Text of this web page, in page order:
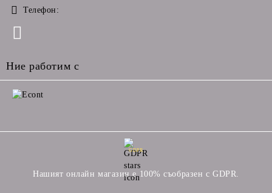
Телефон:
Ние работим с
GDPR
Нашият онлайн магазин е 100% съобразен с GDPR.